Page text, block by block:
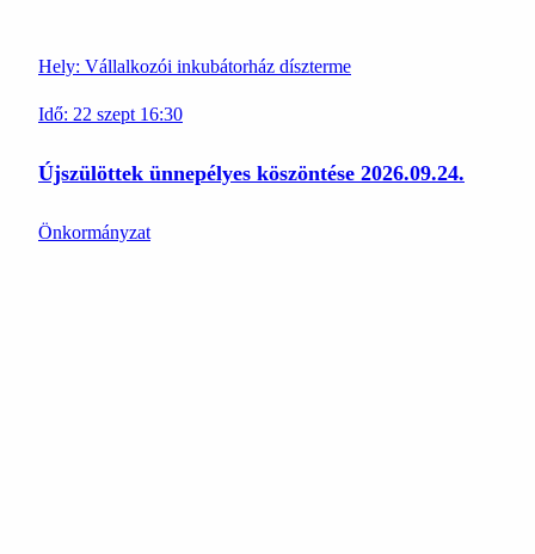
Hely: Vállalkozói inkubátorház díszterme
Idő: 22 szept 16:30
Újszülöttek ünnepélyes köszöntése 2026.09.24.
Önkormányzat